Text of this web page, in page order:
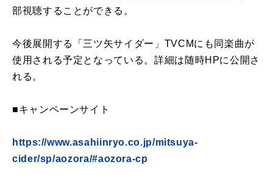
部視聴することができる。
今後展開する「三ツ矢サイダー」TVCMにも同楽曲が
使用される予定となっている。詳細は随時HPに公開さ
れる。
■キャンペーンサイト
https://www.asahiinryo.co.jp/mitsuya-
cider/sp/aozora/#aozora-cp